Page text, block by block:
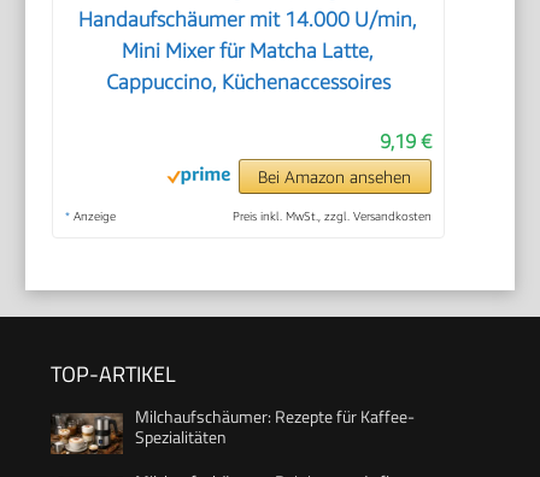
Handaufschäumer mit 14.000 U/min,
Mini Mixer für Matcha Latte,
Cappuccino, Küchenaccessoires
9,19 €
Bei Amazon ansehen
* Anzeige Preis inkl. MwSt., zzgl. Versandkosten
TOP-ARTIKEL
Milchaufschäumer: Rezepte für Kaffee-
Spezialitäten